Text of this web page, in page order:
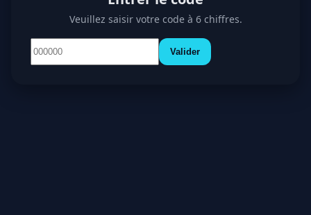
Veuillez saisir votre code à 6 chiffres.
Valider